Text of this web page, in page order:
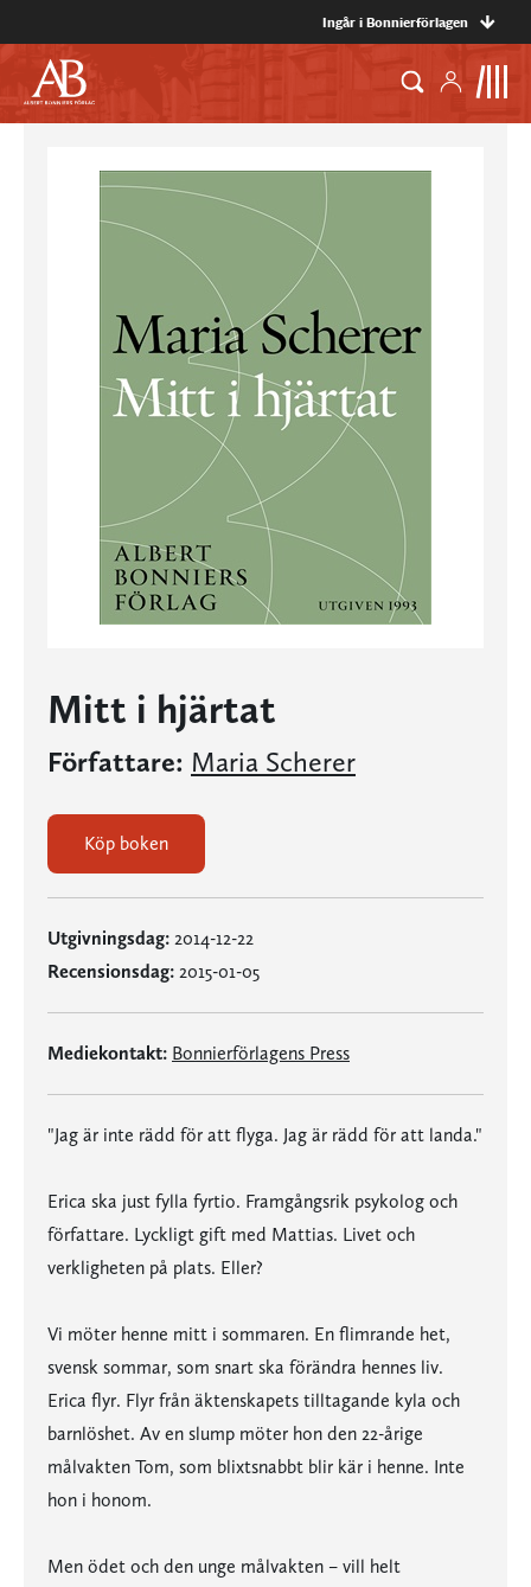
Ingår i Bonnierförlagen
Mitt i hjärtat
Författare: Maria Scherer
Köp boken
Utgivningsdag: 2014-12-22
Recensionsdag: 2015-01-05
Mediekontakt: Bonnierförlagens Press
"Jag är inte rädd för att flyga. Jag är rädd för att landa."
Erica ska just fylla fyrtio. Framgångsrik psykolog och
författare. Lyckligt gift med Mattias. Livet och
verkligheten på plats. Eller?
Vi möter henne mitt i sommaren. En flimrande het,
svensk sommar, som snart ska förändra hennes liv.
Erica flyr. Flyr från äktenskapets tilltagande kyla och
barnlöshet. Av en slump möter hon den 22-årige
målvakten Tom, som blixtsnabbt blir kär i henne. Inte
hon i honom.
Men ödet och den unge målvakten – vill helt